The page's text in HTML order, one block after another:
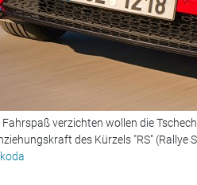
verzichten wollen die
des Kürzels "RS" (Rallye